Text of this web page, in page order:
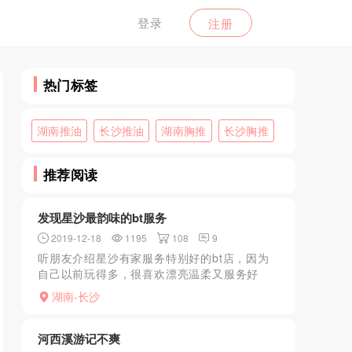
登录 注册
热门标签
湖南推油 长沙推油 湖南胸推 长沙胸推
推荐阅读
发现星沙最韵味的bt服务
2019-12-18 1195 108 9
听朋友介绍星沙有家服务特别好的bt店，因为
自己以前玩得多，很喜欢漂亮温柔又服务好
的，这样自己感觉会好很多。进店就被前台的
小哥哥叫进房间，叫了一个技师，看她那害羞
湖南-长沙
河西溪游记不爽